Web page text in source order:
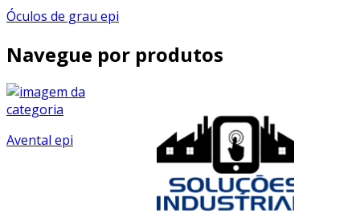
Óculos de grau epi
Navegue por produtos
Avental epi